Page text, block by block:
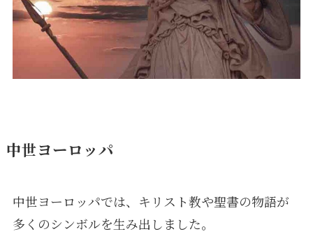
中世ヨーロッパ
中世ヨーロッパでは、キリスト教や聖書の物語が
多くのシンボルを生み出しました。